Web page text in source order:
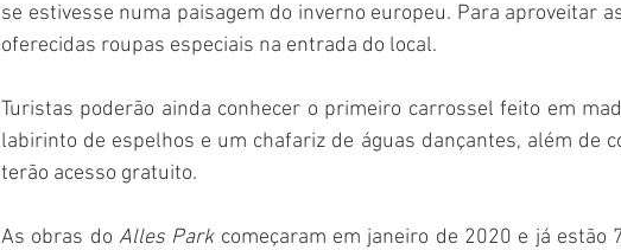
se estivesse numa paisagem do inverno europeu. Para aproveitar
oferecidas roupas especiais na entrada do local.
Turistas poderão ainda conhecer o primeiro carrossel feito em
labirinto de espelhos e um chafariz de águas dançantes, além de
terão acesso gratuito.
As obras do Alles Park começaram em janeiro de 2020 e já estão